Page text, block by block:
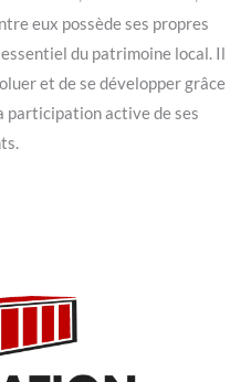
eux possède ses propres
du patrimoine local. Il
et de se développer grâce
participation active de ses